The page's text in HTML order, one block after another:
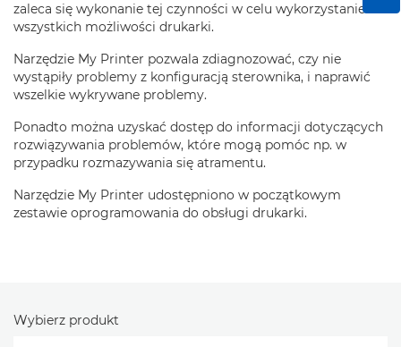
zaleca się wykonanie tej czynności w celu wykorzystanie
wszystkich możliwości drukarki.
Narzędzie My Printer pozwala zdiagnozować, czy nie
wystąpiły problemy z konfiguracją sterownika, i naprawić
wszelkie wykrywane problemy.
Ponadto można uzyskać dostęp do informacji dotyczących
rozwiązywania problemów, które mogą pomóc np. w
przypadku rozmazywania się atramentu.
Narzędzie My Printer udostępniono w początkowym
zestawie oprogramowania do obsługi drukarki.
Wybierz produkt